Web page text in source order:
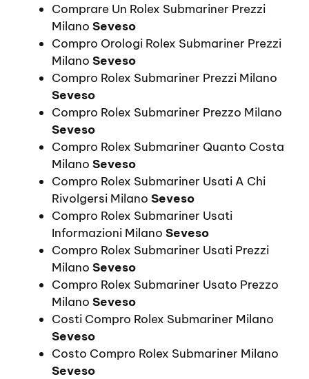
Comprare Un Rolex Submariner Prezzi
Milano Seveso
Compro Orologi Rolex Submariner Prezzi
Milano Seveso
Compro Rolex Submariner Prezzi Milano
Seveso
Compro Rolex Submariner Prezzo Milano
Seveso
Compro Rolex Submariner Quanto Costa
Milano Seveso
Compro Rolex Submariner Usati A Chi
Rivolgersi Milano Seveso
Compro Rolex Submariner Usati
Informazioni Milano Seveso
Compro Rolex Submariner Usati Prezzi
Milano Seveso
Compro Rolex Submariner Usato Prezzo
Milano Seveso
Costi Compro Rolex Submariner Milano
Seveso
Costo Compro Rolex Submariner Milano
Seveso